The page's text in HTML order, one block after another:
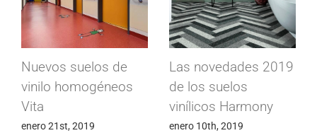
Nuevos suelos de
vinilo homogéneos
Vita
enero 21st, 2019
Las novedades 2019
de los suelos
vinílicos Harmony
enero 10th, 2019